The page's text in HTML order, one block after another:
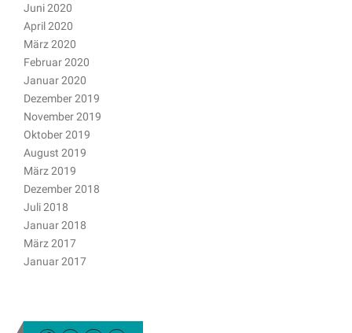
Juni 2020
April 2020
März 2020
Februar 2020
Januar 2020
Dezember 2019
November 2019
Oktober 2019
August 2019
März 2019
Dezember 2018
Juli 2018
Januar 2018
März 2017
Januar 2017